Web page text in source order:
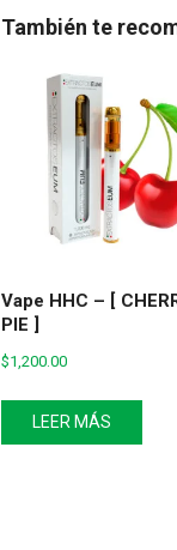
También te
Vape HHC – [
PIE ]
$1,200.00
LEER MÁS